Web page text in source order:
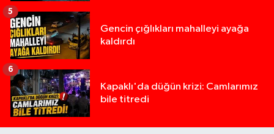
Gencin çığlıkları mahalleyi ayağa
kaldırdı
5
Kapaklı'da düğün krizi: Camlarımız
bile titredi
6